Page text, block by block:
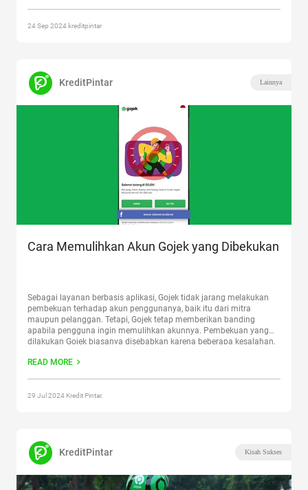
24 Sep 2024 kreditpintar
KreditPintar Lainnya
Cara Memulihkan Akun Gojek yang Dibekukan
Sebagai layanan berbasis aplikasi, Gojek tidak jarang melakukan
pembekuan terhadap akun penggunanya, baik itu dari mitra
maupun pelanggan. Tetapi, Gojek tetap memberikan banding
apabila pengguna ingin memulihkan akunnya. Pembekuan yang
dilakukan Gojek biasanya disebabkan karena beberapa kesalahan,
ditetapkan dari pihak Gojek. Selain itu, Pelanggaran kode etik,
READ MORE
29 Jul 2024 Kredit Pintar.
KreditPintar Kisah Sukses